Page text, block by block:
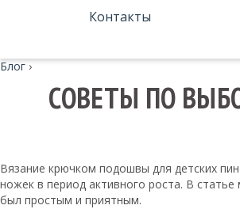
Контакты
Блог ›
СОВЕТЫ ПО
Вязание крючком подошвы для детских
ножек в период активного роста. В
был простым и приятным.